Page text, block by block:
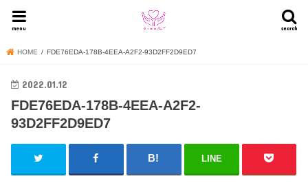
search
menu
HOME FDE76EDA-178B-4EEA-A2F2-93D2FF2D9ED7
2022.01.12
FDE76EDA-178B-4EEA-A2F2-
93D2FF2D9ED7
LINE